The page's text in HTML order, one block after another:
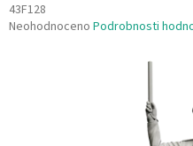
43F128
Průměrné
Neohodnoceno Podrobnosti